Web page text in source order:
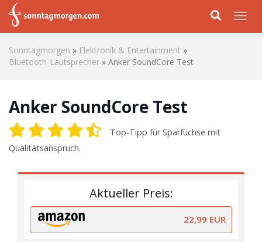
Skip to main content
Sonntagmorgen » Elektronik & Entertainment »
Bluetooth-Lautsprecher » Anker SoundCore Test
Anker SoundCore Test
Top-Tipp für Sparfüchse mit
Qualitätsanspruch.
Aktueller Preis:
22,99 EUR